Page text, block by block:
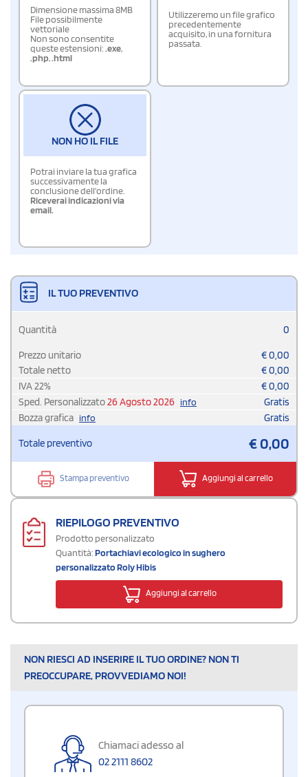
Dimensione massima 8MB
File possibilmente
vettoriale
Non sono consentite
queste estensioni:.exe,
.php,.html
Utilizzeremo un file grafico
precedentemente
acquisito, in una fornitura
passata.
NON HO IL FILE
Potrai inviare la tua grafica
successivamente la
conclusione dell'ordine.
Riceverai indicazioni via
email.
IL TUO PREVENTIVO
Quantità 0
Prezzo unitario €0,00
Totale netto
€0,00
IVA22% €0,00
Sped. Personalizzato26 Agosto 2026 info
Gratis
Bozza grafica info Gratis
Totale preventivo €0,00
Stampa preventivo Aggiungi al carrello
RIEPILOGO PREVENTIVO
Prodotto personalizzato
Quantità:Portachiavi ecologico in sughero
personalizzato Roly Hibis
Aggiungi al carrello
NON RIESCI AD INSERIRE IL TUO ORDINE? NON TI
PREOCCUPARE, PROVVEDIAMO NOI!
Chiamaci adesso al
02 2111 8602